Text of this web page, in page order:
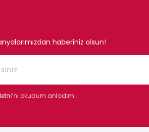
haberiniz olsun!
’ni okudum anladım..